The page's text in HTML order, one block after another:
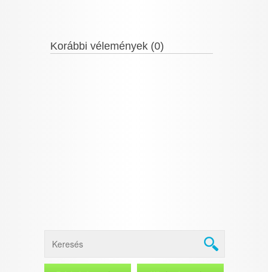
Korábbi vélemények (0)